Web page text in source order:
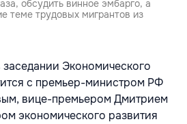
обсудить винное эмбарго, а
теме трудовых мигрантов из
Экономического
с премьер-министром РФ
вице-премьером Дмитрием
экономического развития